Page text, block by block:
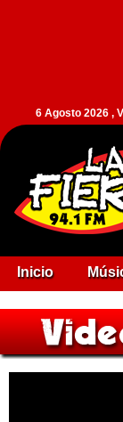
6 Agosto 2026 ,
Inicio